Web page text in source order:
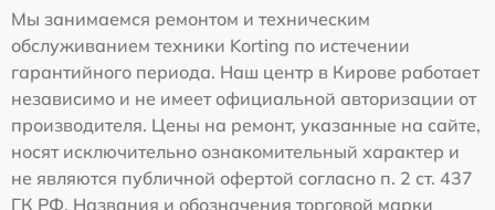
Мы занимаемся ремонтом и техническим
обслуживанием техники Korting по истечении
гарантийного периода. Наш центр в Кирове работает
независимо и не имеет официальной авторизации от
производителя. Цены на ремонт, указанные на сайте,
носят исключительно ознакомительный характер и
не являются публичной офертой согласно п. 2 ст. 437
ГК РФ. Названия и обозначения торговой марки